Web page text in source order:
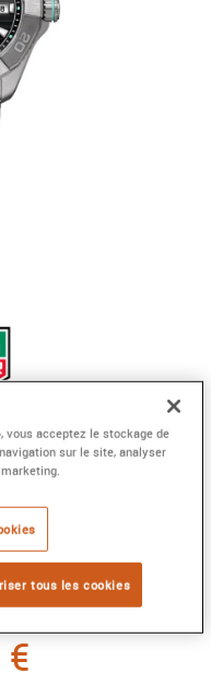
Titane
200 SOLARGRAPH
vous acceptez le stockage de
sur le site, analyser
tous les cookies